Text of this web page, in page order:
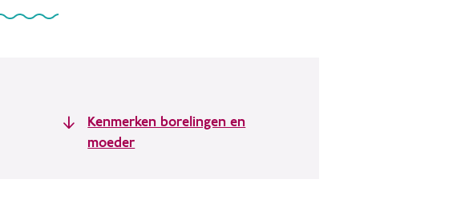
Kenmerken borelingen en
moeder